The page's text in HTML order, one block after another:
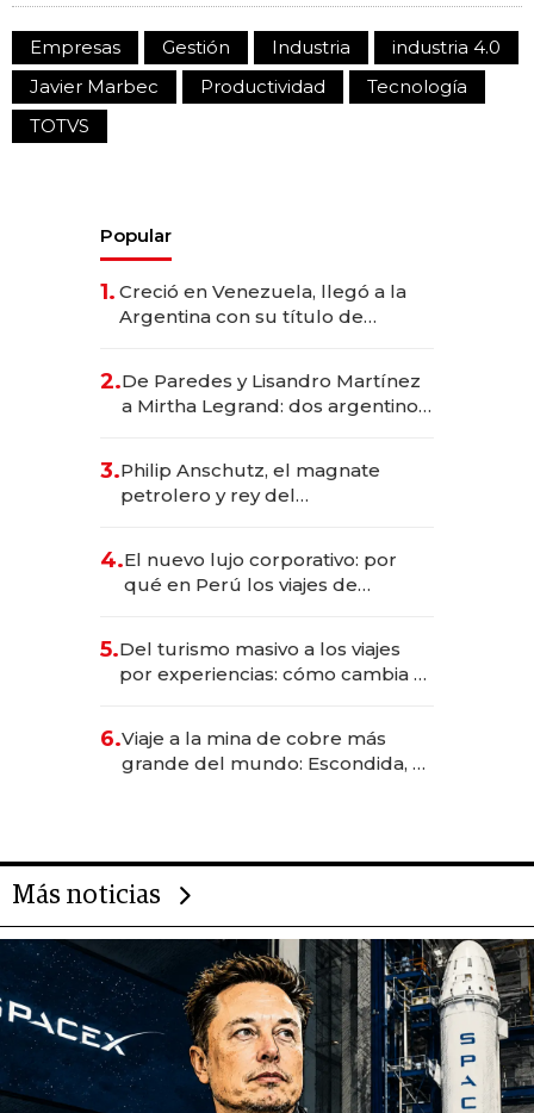
Empresas Gestión Industria
industria 4.0
Javier Marbec
Productividad
Tecnología
TOTVS
Popular
1. Creció en Venezuela, llegó a la
Argentina con su título de
las marcas "fast premium"
2.De Paredes y Lisandro Martínez
a Mirtha Legrand: dos argentinos
3.Philip Anschutz, el magnate
petrolero y rey del
Fénix
4.El nuevo lujo corporativo: por
qué en Perú los viajes de
transformadoras
5.Del turismo masivo a los viajes
por experiencias: cómo cambia el
6.Viaje a la mina de cobre más
grande del mundo: Escondida, el
Más noticias